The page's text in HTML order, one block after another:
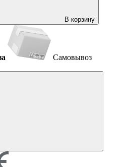
В корзину
Самовывоз